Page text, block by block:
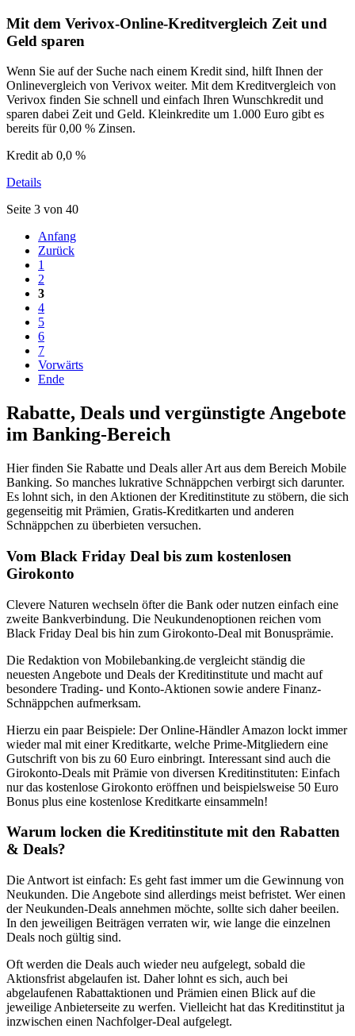
Mit dem Verivox-Online-Kreditvergleich Zeit und
Geld sparen
Wenn Sie auf der Suche nach einem Kredit sind, hilft Ihnen der
Onlinevergleich von Verivox weiter. Mit dem Kreditvergleich von
Verivox finden Sie schnell und einfach Ihren Wunschkredit und
sparen dabei Zeit und Geld. Kleinkredite um 1.000 Euro gibt es
bereits für 0,00 % Zinsen.
Kredit ab 0,0 %
Details
Seite 3 von 40
Anfang
Zurück
1
2
3
4
5
6
7
Vorwärts
Ende
Rabatte, Deals und vergünstigte Angebote
im Banking-Bereich
Hier finden Sie Rabatte und Deals aller Art aus dem Bereich Mobile
Banking. So manches lukrative Schnäppchen verbirgt sich darunter.
Es lohnt sich, in den Aktionen der Kreditinstitute zu stöbern, die sich
gegenseitig mit Prämien, Gratis-Kreditkarten und anderen
Schnäppchen zu überbieten versuchen.
Vom Black Friday Deal bis zum kostenlosen
Girokonto
Clevere Naturen wechseln öfter die Bank oder nutzen einfach eine
zweite Bankverbindung. Die Neukundenoptionen reichen vom
Black Friday Deal bis hin zum Girokonto-Deal mit Bonusprämie.
Die Redaktion von Mobilebanking.de vergleicht ständig die
neuesten Angebote und Deals der Kreditinstitute und macht auf
besondere Trading- und Konto-Aktionen sowie andere Finanz-
Schnäppchen aufmerksam.
Hierzu ein paar Beispiele: Der Online-Händler Amazon lockt immer
wieder mal mit einer Kreditkarte, welche Prime-Mitgliedern eine
Gutschrift von bis zu 60 Euro einbringt. Interessant sind auch die
Girokonto-Deals mit Prämie von diversen Kreditinstituten: Einfach
nur das kostenlose Girokonto eröffnen und beispielsweise 50 Euro
Bonus plus eine kostenlose Kreditkarte einsammeln!
Warum locken die Kreditinstitute mit den Rabatten
& Deals?
Die Antwort ist einfach: Es geht fast immer um die Gewinnung von
Neukunden. Die Angebote sind allerdings meist befristet. Wer einen
der Neukunden-Deals annehmen möchte, sollte sich daher beeilen.
In den jeweiligen Beiträgen verraten wir, wie lange die einzelnen
Deals noch gültig sind.
Oft werden die Deals auch wieder neu aufgelegt, sobald die
Aktionsfrist abgelaufen ist. Daher lohnt es sich, auch bei
abgelaufenen Rabattaktionen und Prämien einen Blick auf die
jeweilige Anbieterseite zu werfen. Vielleicht hat das Kreditinstitut ja
inzwischen einen Nachfolger-Deal aufgelegt.